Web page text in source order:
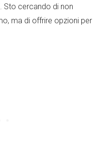
Sto cercando di non
ma di offrire opzioni per